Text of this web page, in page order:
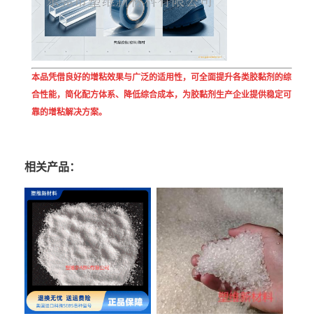
本品凭借良好的增粘效果与广泛的适用性，可全面提升各类胶黏剂的综
合性能，简化配方体系、降低综合成本，为胶黏剂生产企业提供稳定可
靠的增粘解决方案。
相关产品：